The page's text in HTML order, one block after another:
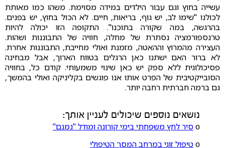
עשייה בחוץ וגם עבור הילדים במידה מסוימת. משהו כמו מאותת
לכולנו "שימו לב, יש גוף, בריאות, חיים. לא הכול בחוץ, יש בפנים.
בהרגשה, במה שקורה בתוכנו". התקופה הזו יכולה להיות
טרנספורמציה נסתרת של מחלה, חוויה של התבוננות ושהות.
העצירה מהמרוץ וההאטה, מזמנת ואולי מחייבת, התבוננות אחרת.
לא ברור האם ישתנו כאן הרגלים בטווח הארוך, אבל מבחינה
פסיכולוגית ללא ספק יש כאן שינוי משמעותי. קודם כל, בחוויה
הסובייקטיבית של הפרט אותו אנו פוגשים בקליניקה ואולי בהמשך,
גם ברמה חברתית רחבה יותר.
נושאים נוספים שיכולים לעניין אותך:
οסיר לחץ משפחתי בימי קורונה ומודל "נמנם"
οטיפול זוגי במרחב המסך הטיפולי